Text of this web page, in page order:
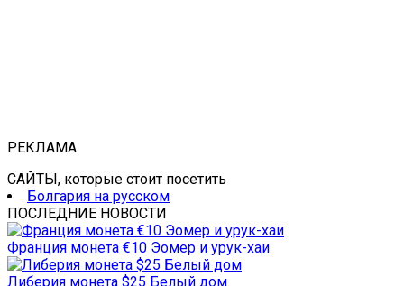
РЕКЛАМА
САЙТЫ, которые стоит посетить
Болгария на русском
ПОСЛЕДНИЕ НОВОСТИ
Франция монета €10 Эомер и урук-хаи
Либерия монета $25 Белый дом